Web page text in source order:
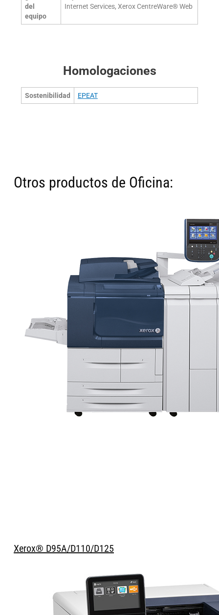
del
equipo
Internet Services, Xerox CentreWare® Web
Homologaciones
Sostenibilidad EPEAT
Otros productos de Oficina:
Xerox® D95A/D110/D125